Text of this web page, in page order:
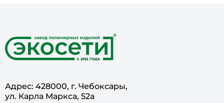
Адрес: 428000, г. Чебоксары,
ул. Карла Маркса, 52а